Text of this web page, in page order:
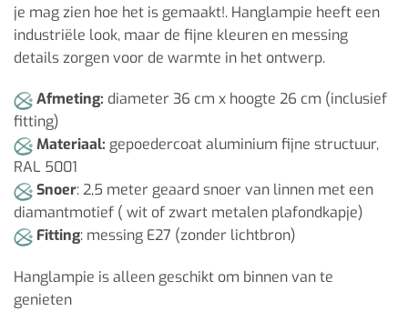
je mag zien hoe het is gemaakt!. Hanglampie heeft een
industriële look, maar de fijne kleuren en messing
details zorgen voor de warmte in het ontwerp.
Afmeting: diameter 36 cm x hoogte 26 cm (inclusief
fitting)
Materiaal: gepoedercoat aluminium fijne structuur,
RAL 5001
Snoer: 2,5 meter geaard snoer van linnen met een
diamantmotief ( wit of zwart metalen plafondkapje)
Fitting: messing E27 (zonder lichtbron)
Hanglampie is alleen geschikt om binnen van te
genieten